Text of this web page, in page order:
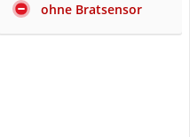
ohne Bratsensor